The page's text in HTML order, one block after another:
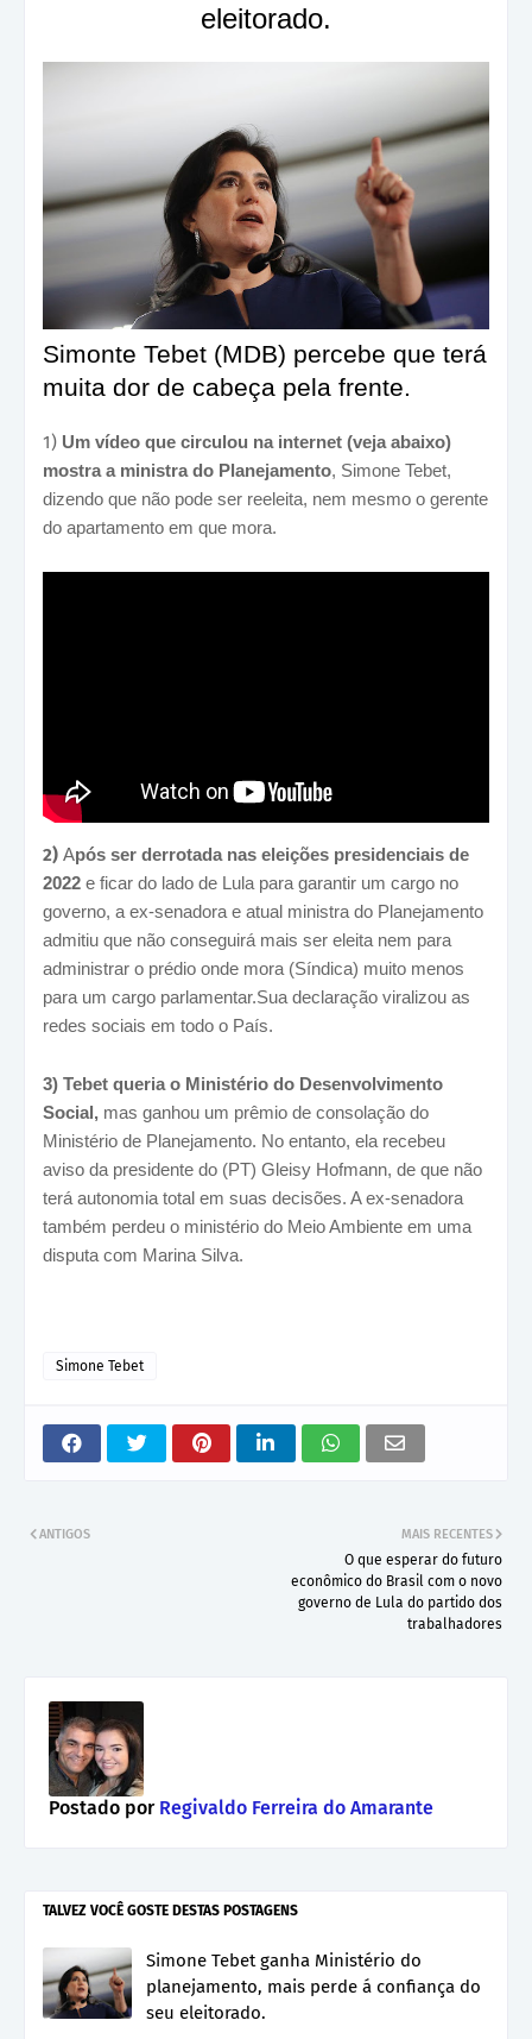
eleitorado.
Simonte Tebet (MDB) percebe que terá
muita dor de cabeça pela frente.
1) Um vídeo que circulou na internet (veja abaixo)
mostra a ministra do Planejamento, Simone Tebet,
dizendo que não pode ser reeleita, nem mesmo o gerente
do apartamento em que mora.
2) Após ser derrotada nas eleições presidenciais de
2022 e ficar do lado de Lula para garantir um cargo no
governo, a ex-senadora e atual ministra do Planejamento
admitiu que não conseguirá mais ser eleita nem para
administrar o prédio onde mora (Síndica) muito menos
para um cargo parlamentar.Sua declaração viralizou as
redes sociais em todo o País.
3) Tebet queria o Ministério do Desenvolvimento
Social, mas ganhou um prêmio de consolação do
Ministério de Planejamento. No entanto, ela recebeu
aviso da presidente do (PT) Gleisy Hofmann, de que não
terá autonomia total em suas decisões. A ex-senadora
também perdeu o ministério do Meio Ambiente em uma
disputa com Marina Silva.
Simone Tebet
MAIS RECENTES
O que esperar do futuro
econômico do Brasil com o novo
governo de Lula do partido dos
trabalhadores
ANTIGOS
Postado porRegivaldo Ferreira do Amarante
TALVEZ VOCÊ GOSTE DESTAS POSTAGENS
Simone Tebet ganha Ministério do
planejamento, mais perde á confiança do
seu eleitorado.